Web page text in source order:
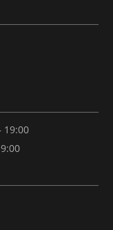
19:00